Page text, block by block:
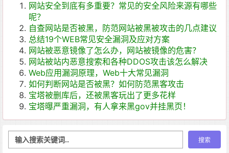
网站安全到底有多重要？常见的安全风险来源有哪些
呢？
自查网站是否被黑，防范网站被黑被攻击的几点建议
总结19个WEB常见安全漏洞及应对方案
网站被恶意镜像了怎么办，网站被镜像的危害？
网站被站内恶意搜索和各种DDOS攻击该怎么解决
Web应用漏洞原理，Web十大常见漏洞
如何判断网站是否被黑？如何防范黑客攻击
宝塔被删库后，还被黑客玩出了更多花样
宝塔曝严重漏洞，有人拿来黑gov并挂黑页！